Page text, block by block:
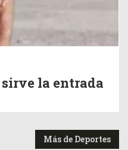
sirve la entrada
Más de Deportes